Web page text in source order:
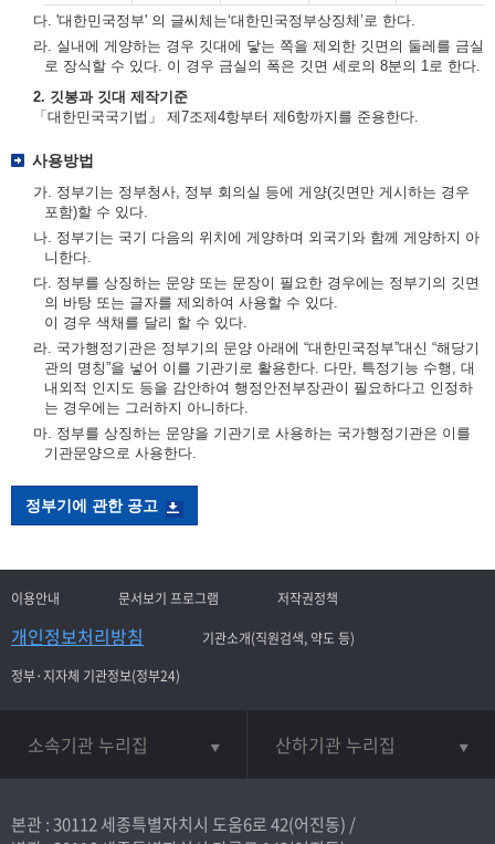
다. '대한민국정부' 의 글씨체는‘대한민국정부상징체’로 한다.
라. 실내에 게양하는 경우 깃대에 닿는 쪽을 제외한 깃면의 둘레를 금실
로 장식할 수 있다. 이 경우 금실의 폭은 깃면 세로의 8분의 1로 한다.
2. 깃봉과 깃대 제작기준
「대한민국국기법」 제7조제4항부터 제6항까지를 준용한다.
사용방법
가. 정부기는 정부청사, 정부 회의실 등에 게양(깃면만 게시하는 경우
포함)할 수 있다.
나. 정부기는 국기 다음의 위치에 게양하며 외국기와 함께 게양하지 아
니한다.
다. 정부를 상징하는 문양 또는 문장이 필요한 경우에는 정부기의 깃면
의 바탕 또는 글자를 제외하여 사용할 수 있다.
이 경우 색채를 달리 할 수 있다.
라. 국가행정기관은 정부기의 문양 아래에 “대한민국정부”대신 “해당기
관의 명칭”을 넣어 이를 기관기로 활용한다. 다만, 특정기능 수행, 대
내외적 인지도 등을 감안하여 행정안전부장관이 필요하다고 인정하
는 경우에는 그러하지 아니하다.
마. 정부를 상징하는 문양을 기관기로 사용하는 국가행정기관은 이를
기관문양으로 사용한다.
정부기에 관한 공고
이용안내 문서보기 프로그램 저작권정책
개인정보처리방침
기관소개(직원검색, 약도 등)
정부·지자체 기관정보(정부24)
소속기관 누리집 산하기관 누리집
본관 : 30112 세종특별자치시 도움6로 42(어진동) /